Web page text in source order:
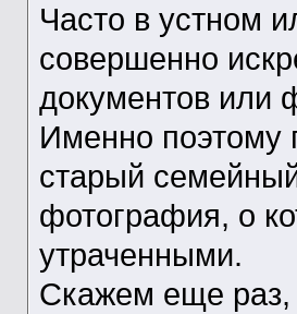
Часто в устном
совершенно
документов или
Именно поэтому
старый
фотография, о
утраченными.
Скажем еще раз,